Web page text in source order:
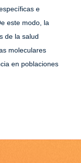
e
este modo, la
de la salud
moleculares
en poblaciones